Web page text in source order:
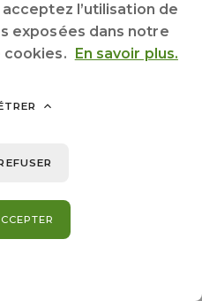
l’utilisation de
exposées dans notre
cookies. En savoir plus.